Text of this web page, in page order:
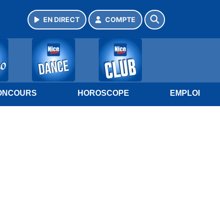
EN DIRECT COMPTE
HOROSCOPE EMPLOI